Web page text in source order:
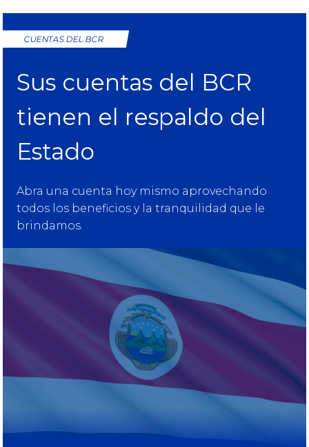
CUENTAS DEL BCR
Sus cuentas del BCR
tienen el respaldo del
Estado
Abra una cuenta hoy mismo aprovechando
todos los beneficios y la tranquilidad que le
brindamos.